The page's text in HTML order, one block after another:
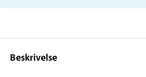
Beskrivelse